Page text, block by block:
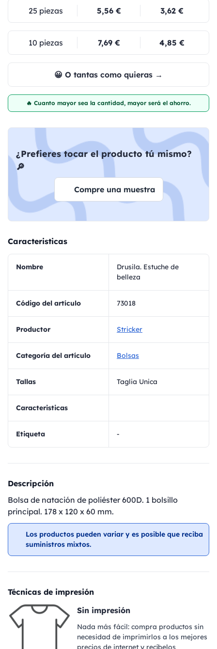
25 piezas 5,56 € 3,62 €
10 piezas 7,69 € 4,85 €
😀 O tantas como quieras →
🔥 Cuanto mayor sea la cantidad, mayor será el ahorro.
¿Prefieres tocar el producto tú mismo?
🔎
Compre una muestra
Caracteristicas
Nombre
Drusila. Estuche de
belleza
Código del artículo 73018
Productor Stricker
Categoría del artículo Bolsas
Tallas Taglia Unica
Caracteristicas
Etiqueta -
Descripción
Bolsa de natación de poliéster 600D. 1 bolsillo
principal. 178 x 120 x 60 mm.
Los productos pueden variar y es posible que reciba
suministros mixtos.
Técnicas de impresión
Sin impresión
Nada más fácil: compra productos sin
necesidad de imprimirlos a los mejores
precios de internet y recíbelos